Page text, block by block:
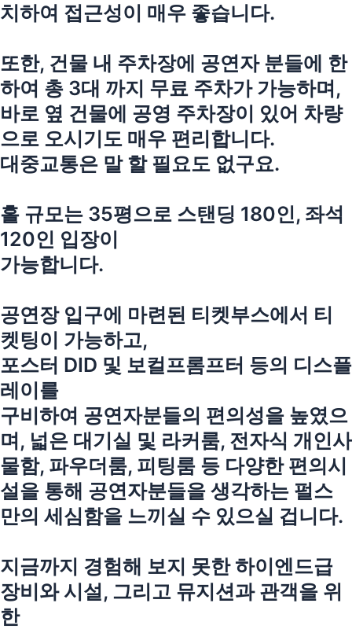
치하여 접근성이 매우 좋습니다.
또한, 건물 내 주차장에 공연자 분들에 한
하여 총 3대 까지 무료 주차가 가능하며,
바로 옆 건물에 공영 주차장이 있어 차량
으로 오시기도 매우 편리합니다.
대중교통은 말 할 필요도 없구요.
홀 규모는 35평으로 스탠딩 180인, 좌석
120인 입장이
가능합니다.
공연장 입구에 마련된 티켓부스에서 티
켓팅이 가능하고,
포스터 DID 및 보컬프롬프터 등의 디스플
레이를
구비하여 공연자분들의 편의성을 높였으
며, 넓은 대기실 및 라커룸, 전자식 개인사
물함, 파우더룸, 피팅룸 등 다양한 편의시
설을 통해 공연자분들을 생각하는 펄스
만의 세심함을 느끼실 수 있으실 겁니다.
지금까지 경험해 보지 못한 하이엔드급
장비와 시설, 그리고 뮤지션과 관객을 위
한